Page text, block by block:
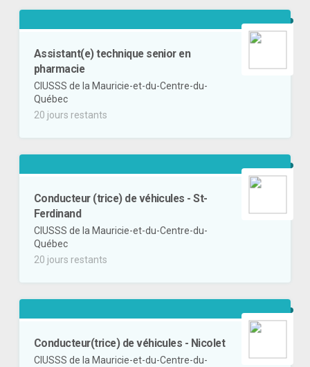
Assistant(e) technique senior en
pharmacie
CIUSSS de la Mauricie-et-du-Centre-du-
Québec
20 jours restants
Conducteur (trice) de véhicules - St-
Ferdinand
CIUSSS de la Mauricie-et-du-Centre-du-
Québec
20 jours restants
Conducteur(trice) de véhicules - Nicolet
CIUSSS de la Mauricie-et-du-Centre-du-